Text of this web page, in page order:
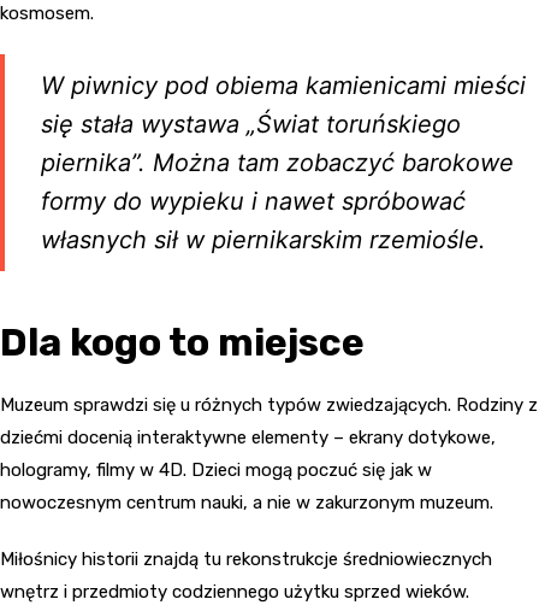
kosmosem.
W piwnicy pod obiema kamienicami mieści
się stała wystawa „Świat toruńskiego
piernika”. Można tam zobaczyć barokowe
formy do wypieku i nawet spróbować
własnych sił w piernikarskim rzemiośle.
Dla kogo to miejsce
Muzeum sprawdzi się u różnych typów zwiedzających. Rodziny z
dziećmi docenią interaktywne elementy – ekrany dotykowe,
hologramy, filmy w 4D. Dzieci mogą poczuć się jak w
nowoczesnym centrum nauki, a nie w zakurzonym muzeum.
Miłośnicy historii znajdą tu rekonstrukcje średniowiecznych
wnętrz i przedmioty codziennego użytku sprzed wieków.